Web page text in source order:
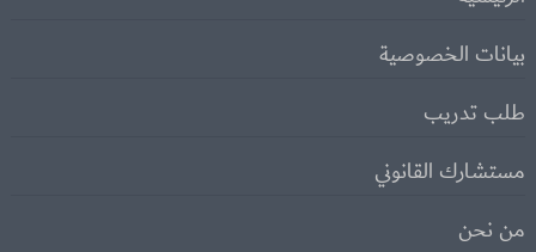
بيانات الخصوصية
طلب تدريب
مستشارك القانوني
من نحن